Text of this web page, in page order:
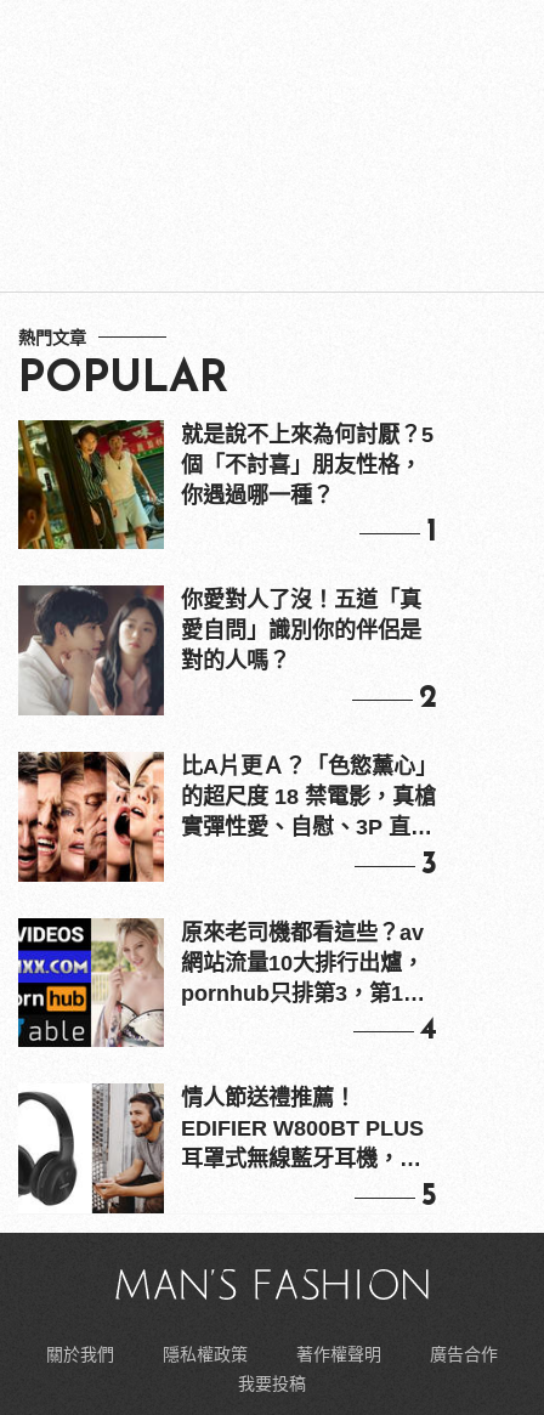
熱門文章
POPULAR
就是說不上來為何討厭？5
個「不討喜」朋友性格，
你遇過哪一種？
1
你愛對人了沒！五道「真
愛自問」識別你的伴侶是
對的人嗎？
2
比A片更Ａ？「色慾薰心」
的超尺度 18 禁電影，真槍
實彈性愛、自慰、3P 直接
3
原來老司機都看這些？av
網站流量10大排行出爐，
pornhub只排第3，第1名
4
情人節送禮推薦！
EDIFIER W800BT PLUS
耳罩式無線藍牙耳機，在
5
關於我們 隱私權政策 著作權聲明
廣告合作
我要投稿